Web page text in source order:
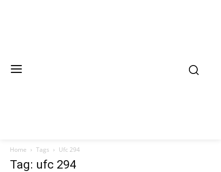
Home Tags Ufc 294
Tag: ufc 294